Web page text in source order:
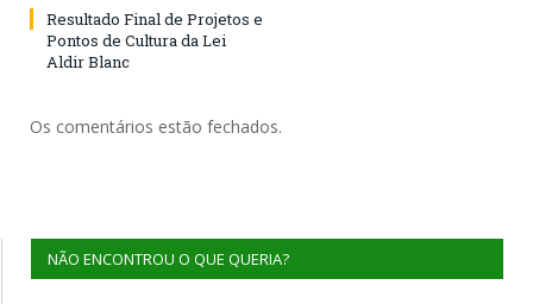
Resultado Final de Projetos e
Pontos de Cultura da Lei
Aldir Blanc
Os comentários estão fechados.
NÃO ENCONTROU O QUE QUERIA?